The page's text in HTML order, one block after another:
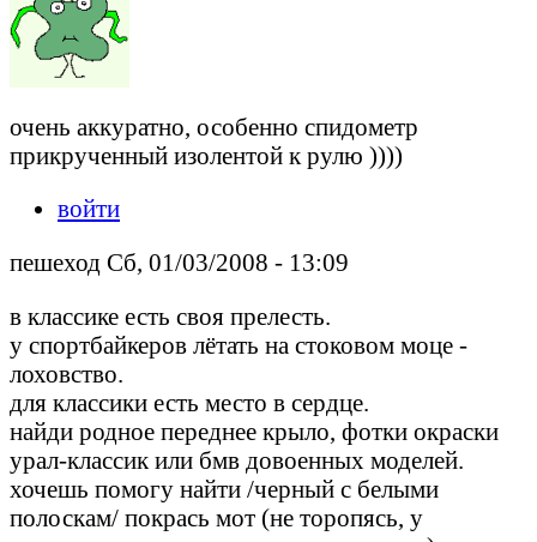
очень аккуратно, особенно спидометр
прикрученный изолентой к рулю ))))
войти
пешеход Сб, 01/03/2008 - 13:09
в классике есть своя прелесть.
у спортбайкеров лётать на стоковом моце -
лоховство.
для классики есть место в сердце.
найди родное переднее крыло, фотки окраски
урал-классик или бмв довоенных моделей.
хочешь помогу найти /черный с белыми
полоскам/ покрась мот (не торопясь, у